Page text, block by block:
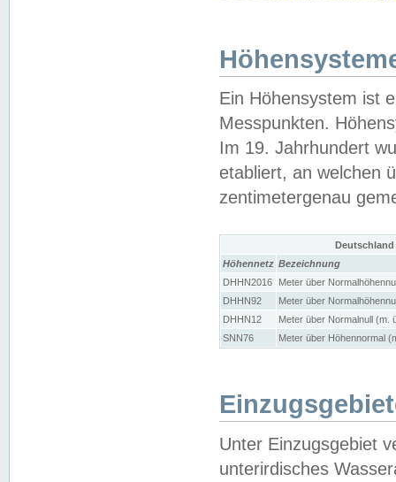
Ein Höhensystem ist
Messpunkten.
Im 19. Jahrhundert
etabliert, an welchen
zentimetergenau
Höhennetz Bezeichnung
DHHN2016
Meter über
DHHN92
Meter über
DHHN12
Meter über Normalnull (m.
SNN76
Meter über Höhennormal
Unter Einzugsgebiet
unterirdisches